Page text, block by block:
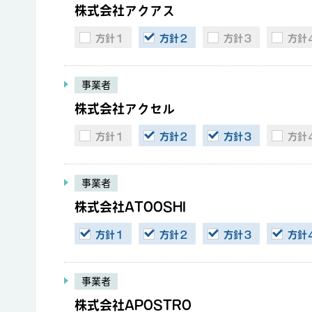
株式会社アクアス
方針１ 方針２ 方針３ 方針
事業者
株式会社アクセル
方針１ 方針２ 方針３ 方針
事業者
株式会社ATOOSHI
方針１ 方針２ 方針３ 方針
事業者
株式会社APOSTRO